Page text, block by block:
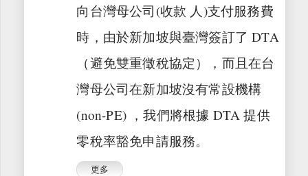
向台灣母公司(收款 人)支付服務費
時，由於新加坡與臺灣簽訂了 DTA
（避免雙重徵稅協定），而且在台
灣母公司在新加坡沒有常設機構
(non-PE) ，我們將根據 DTA 提供
零稅率豁免申請服務。
更多